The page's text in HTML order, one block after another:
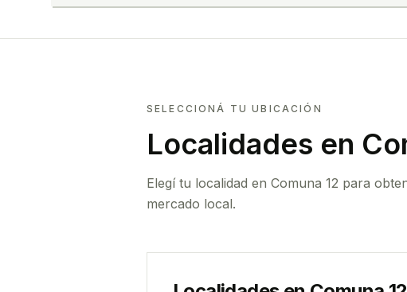
SELECCIONÁ TU UBICACIÓN
Localidades en
Elegí tu localidad en Comuna 12 para
mercado local.